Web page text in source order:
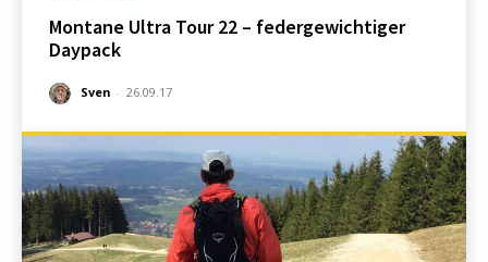
Montane Ultra Tour 22 – federgewichtiger
Daypack
Sven - 26.09.17